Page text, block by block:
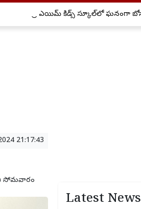
ఎయిమ్ కిడ్స్ స్కూల్‌లో ఘనంగా బోనాల సంబరాలు
21:17:43
సోమవారం
Latest News